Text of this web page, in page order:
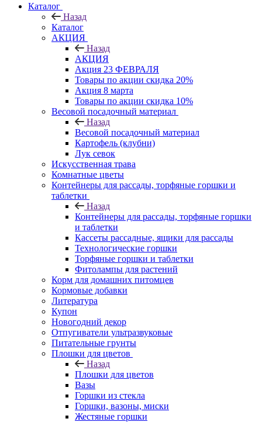
Каталог
Назад
Каталог
АКЦИЯ
Назад
АКЦИЯ
Акция 23 ФЕВРАЛЯ
Товары по акции скидка 20%
Акция 8 марта
Товары по акции скидка 10%
Весовой посадочный материал
Назад
Весовой посадочный материал
Картофель (клубни)
Лук севок
Искусственная трава
Комнатные цветы
Контейнеры для рассады, торфяные горшки и
таблетки
Назад
Контейнеры для рассады, торфяные горшки
и таблетки
Кассеты рассадные, ящики для рассады
Технологические горшки
Торфяные горшки и таблетки
Фитолампы для растений
Корм для домашних питомцев
Кормовые добавки
Литература
Купон
Новогодний декор
Отпугиватели ультразвуковые
Питательные грунты
Плошки для цветов
Назад
Плошки для цветов
Вазы
Горшки из стекла
Горшки, вазоны, миски
Жестяные горшки